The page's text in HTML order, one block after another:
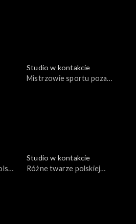
Studio w kontakcie
Mistrzowie sportu poza
Studio w kontakcie
Różne twarze polskiej